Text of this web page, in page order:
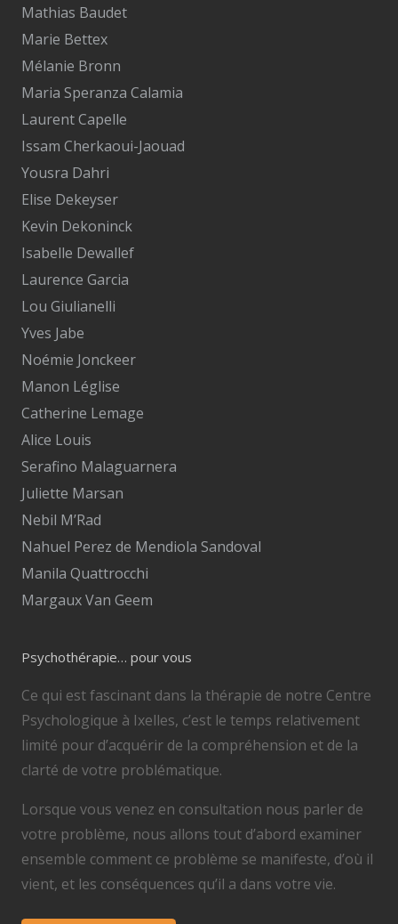
Mathias Baudet
Marie Bettex
Mélanie Bronn
Maria Speranza Calamia
Laurent Capelle
Issam Cherkaoui-Jaouad
Yousra Dahri
Elise Dekeyser
Kevin Dekoninck
Isabelle Dewallef
Laurence Garcia
Lou Giulianelli
Yves Jabe
Noémie Jonckeer
Manon Léglise
Catherine Lemage
Alice Louis
Serafino Malaguarnera
Juliette Marsan
Nebil M’Rad
Nahuel Perez de Mendiola Sandoval
Manila Quattrocchi
Margaux Van Geem
Psychothérapie… pour vous
Ce qui est fascinant dans la thérapie de notre Centre
Psychologique à Ixelles, c’est le temps relativement
limité pour d’acquérir de la compréhension et de la
clarté de votre problématique.
Lorsque vous venez en consultation nous parler de
votre problème, nous allons tout d’abord examiner
ensemble comment ce problème se manifeste, d’où il
vient, et les conséquences qu’il a dans votre vie.